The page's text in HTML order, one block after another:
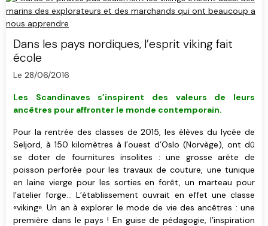
Dans les pays nordiques, l’esprit viking fait
école
Le 28/06/2016
Les Scandinaves s’inspirent des valeurs de leurs
ancêtres pour affronter le monde contemporain.
Pour la rentrée des classes de 2015, les élèves du lycée de
Seljord, à 150 kilomètres à l’ouest d’Oslo (Norvège), ont dû
se doter de fournitures insolites : une grosse arête de
poisson perforée pour les travaux de couture, une tunique
en laine vierge pour les sorties en forêt, un marteau pour
l’atelier forge… L’établissement ouvrait en effet une classe
«viking». Un an à explorer le mode de vie des ancêtres : une
première dans le pays ! En guise de pédagogie, l’inspiration